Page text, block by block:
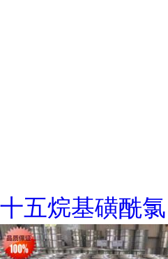
十五烷基磺酰氯